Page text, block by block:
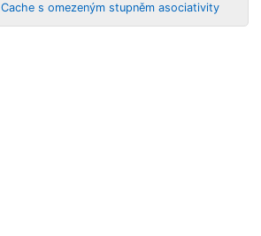
Cache s omezeným stupněm asociativity